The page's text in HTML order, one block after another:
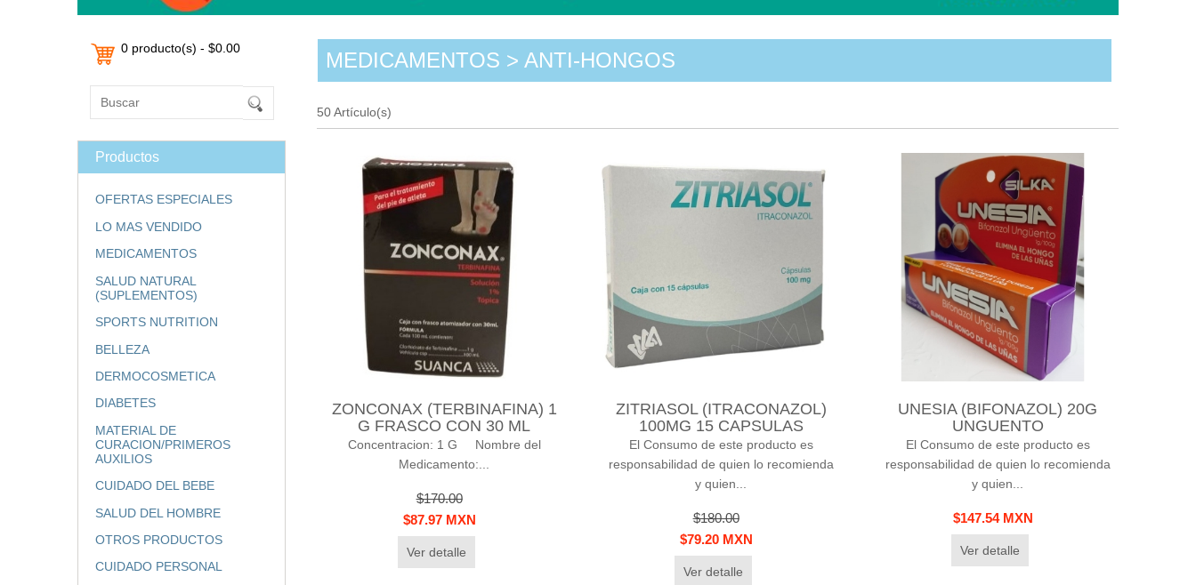
0 producto(s) - $0.00
Productos
OFERTAS ESPECIALES
LO MAS VENDIDO
MEDICAMENTOS
SALUD NATURAL
(SUPLEMENTOS)
SPORTS NUTRITION
BELLEZA
DERMOCOSMETICA
DIABETES
MATERIAL DE
CURACION/PRIMEROS
AUXILIOS
CUIDADO DEL BEBE
SALUD DEL HOMBRE
OTROS PRODUCTOS
CUIDADO PERSONAL
MEDICAMENTOS > ANTI-HONGOS
50 Artículo(s)
ZONCONAX (TERBINAFINA) 1
G FRASCO CON 30 ML
Concentracion: 1 G Nombre del
Medicamento:...
$170.00
$87.97 MXN
Ver detalle
ZITRIASOL (ITRACONAZOL)
100MG 15 CAPSULAS
El Consumo de este producto es
responsabilidad de quien lo recomienda
y quien...
$180.00
$79.20 MXN
Ver detalle
UNESIA (BIFONAZOL) 20G
UNGUENTO
El Consumo de este producto es
responsabilidad de quien lo recomienda
y quien...
$147.54 MXN
Ver detalle